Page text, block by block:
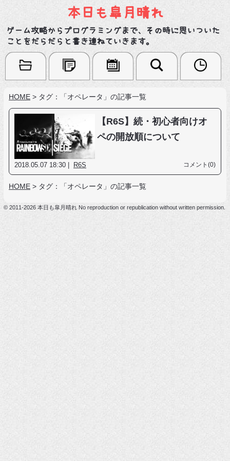
本日も皐月晴れ
ゲーム攻略からプログラミングまで、その時に思いついた
ことをだらだらと書き連ねていきます。
HOME > タグ：「オペレータ」の記事一覧
【R6S】続・初心者向けオ
ペの開放順について
2018.05.07 18:30 | R6S コメント(0)
HOME > タグ：「オペレータ」の記事一覧
© 2011-2026 本日も皐月晴れ No reproduction or republication without written permission.